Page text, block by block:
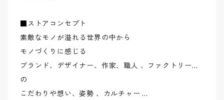
NAVY ROOTS / ネイビールーツ
orSlow / オアスロウ
POST'OALLS / ポストオーバーオールズ
ビーチパンツ / RELAX FIT
ファットパンツ&デニム / SPINNER BAIT
ファティーグパンツ / orSlow
■ストアコンセプト
素敵なモノが溢れる世界の中から
モノづくりに感じる
ブランド、デザイナー、作家、職人 、ファクトリー...
の
こだわりや想い、姿勢 、カルチャー ...